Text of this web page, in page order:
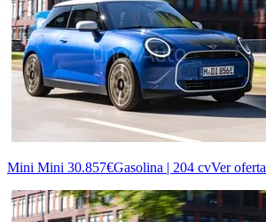
Mini Mini 30.857€Gasolina | 204 cvVer oferta